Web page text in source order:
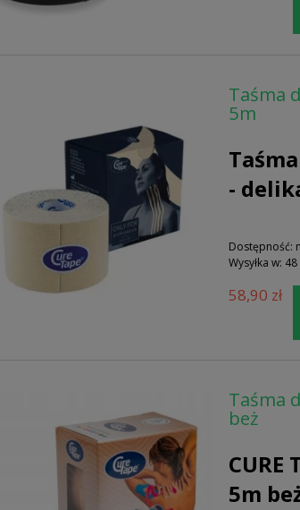
Taśma
5m
-
Dostępność:
Wysyłka w:
58,90 zł
Taśma
beż
CURE
5m